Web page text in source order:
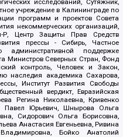
исследований, Сутяжник,
учреждение в Калининграде по
программ и проектов Совета
некоммерческих организаций,
Р, Центр Защиты Прав Средств
прессы - Сибирь, Частное
административной поддержке
Министров Северных Стран, Фонд
контроль, Человек и Закон,
наследия академика Сахарова,
Институт Развития Свободы
вердикт, Евразийская
Регина Николаевна, Кривенко
Павел Юрьевич, Шнырова Ольга
Сидорович Ольга Борисовна,
Анастасия Евгеньевна, Ривина
Бойко Анатолий